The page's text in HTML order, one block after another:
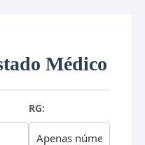
Médico
RG: